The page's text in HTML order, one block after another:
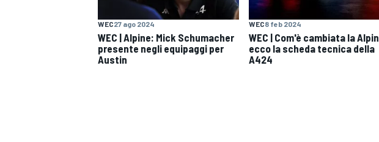
MONOPOSTO
WEC27 ago 2024
WEC | Alpine: Mick Schumacher
presente negli equipaggi per
Austin
WEC8 feb 2024
WEC | Com'è cambiata la
ecco la scheda tecnica della
A424